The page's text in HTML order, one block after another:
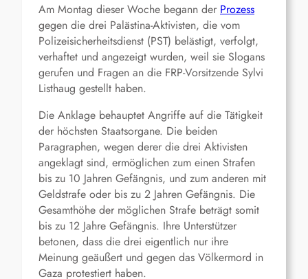
Am Montag dieser Woche begann der Prozess
gegen die drei Palästina-Aktivisten, die vom
Polizeisicherheitsdienst (PST) belästigt, verfolgt,
verhaftet und angezeigt wurden, weil sie Slogans
gerufen und Fragen an die FRP-Vorsitzende Sylvi
Listhaug gestellt haben.
Die Anklage behauptet Angriffe auf die Tätigkeit
der höchsten Staatsorgane. Die beiden
Paragraphen, wegen derer die drei Aktivisten
angeklagt sind, ermöglichen zum einen Strafen
bis zu 10 Jahren Gefängnis, und zum anderen mit
Geldstrafe oder bis zu 2 Jahren Gefängnis. Die
Gesamthöhe der möglichen Strafe beträgt somit
bis zu 12 Jahre Gefängnis. Ihre Unterstützer
betonen, dass die drei eigentlich nur ihre
Meinung geäußert und gegen das Völkermord in
Gaza protestiert haben.